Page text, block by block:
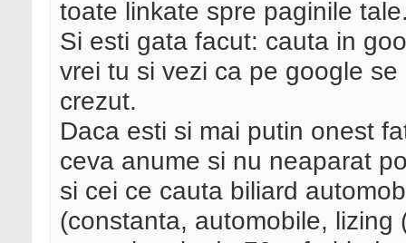
toate linkate spre paginile
Si esti gata facut: cauta in
vrei tu si vezi ca pe google
crezut.
Daca esti si mai putin onest
ceva anume si nu neaparat
si cei ce cauta biliard
(constanta, automobile,